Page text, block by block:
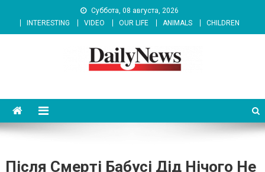
content
Суббота, 08 августа, 2026
INTERESTING
VIDEO OUR LIFE ANIMALS CHILDREN
Після Cмepті Бабусі Дід Нічого Не